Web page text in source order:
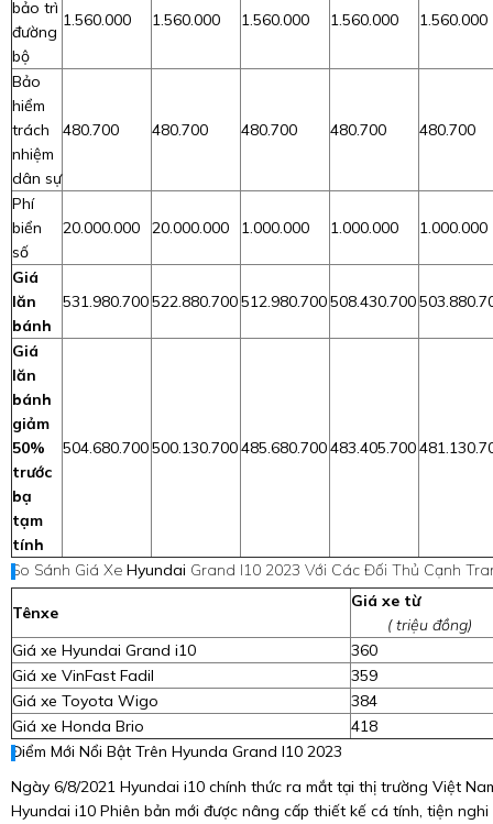
bảo trì
đường
bộ
1.560.000 1.560.000 1.560.000 1.560.000 1.560.000
Bảo
hiểm
trách
nhiệm
dân sự
480.700 480.700 480.700 480.700 480.700
Phí
biển
số
20.000.000 20.000.000 1.000.000 1.000.000 1.000.000
Giá
lăn
bánh
531.980.700522.880.700512.980.700508.430.700
Giá
lăn
bánh
giảm
50%
trước
bạ
tạm
tính
504.680.700500.130.700485.680.700483.405.700
So Sánh Giá Xe Hyundai Grand I10 2023 Với Các Đối Thủ Cạnh
Tênxe
Giá xe từ
( triệu đồng)
Giá xe Hyundai Grand i10
360
Giá xe VinFast Fadil
359
Giá xe Toyota Wigo
384
Giá xe Honda Brio
418
Điểm Mới Nổi Bật Trên Hyunda Grand I10 2023
Ngày 6/8/2021 Hyundai i10 chính thức ra mắt tại thị trường Việt
Hyundai i10 Phiên bản mới được nâng cấp thiết kế cá tính, tiện nghi